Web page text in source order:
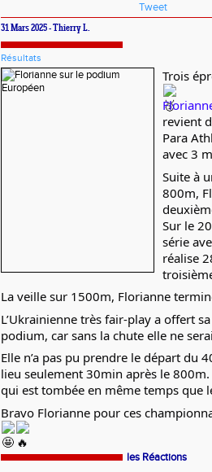
Tweet
31 Mars 2025 - Thierry L.
Résultats
Trois
revient
Para
avec 3
Suite à
800m,
Sur le
série
réalise
La veille sur 1500m, Florianne
L’Ukrainienne très fair-play a offert
podium, car sans la chute elle ne
Elle n’a pas pu prendre le départ du
lieu seulement 30min après le
qui est tombée en même temps que
Bravo Florianne pour ces
les Réactions